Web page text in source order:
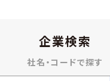
企業検索
社名・コードで探す